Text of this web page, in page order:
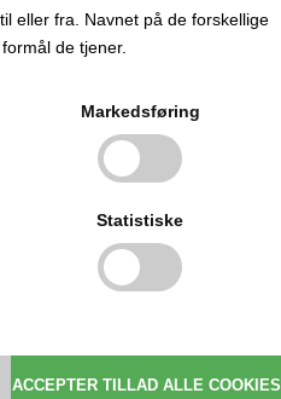
eller fra. Navnet på de forskellige
de tjener.
Markedsføring
Statistiske